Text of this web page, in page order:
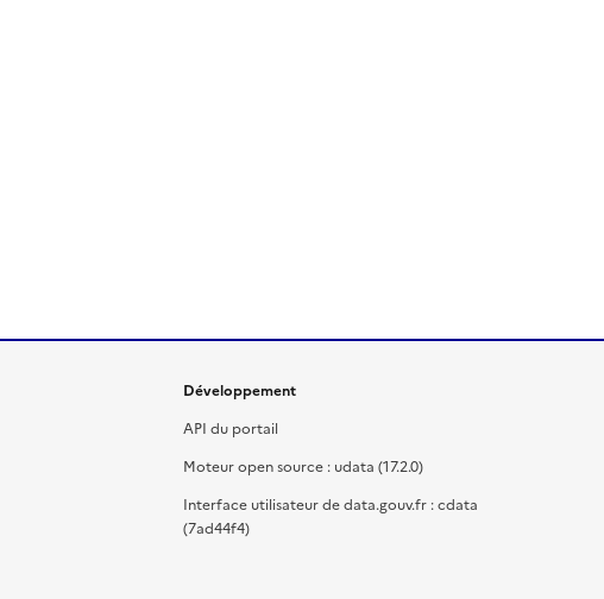
Développement
API du portail
Moteur open source : udata (17.2.0)
Interface utilisateur de data.gouv.fr : cdata
(7ad44f4)